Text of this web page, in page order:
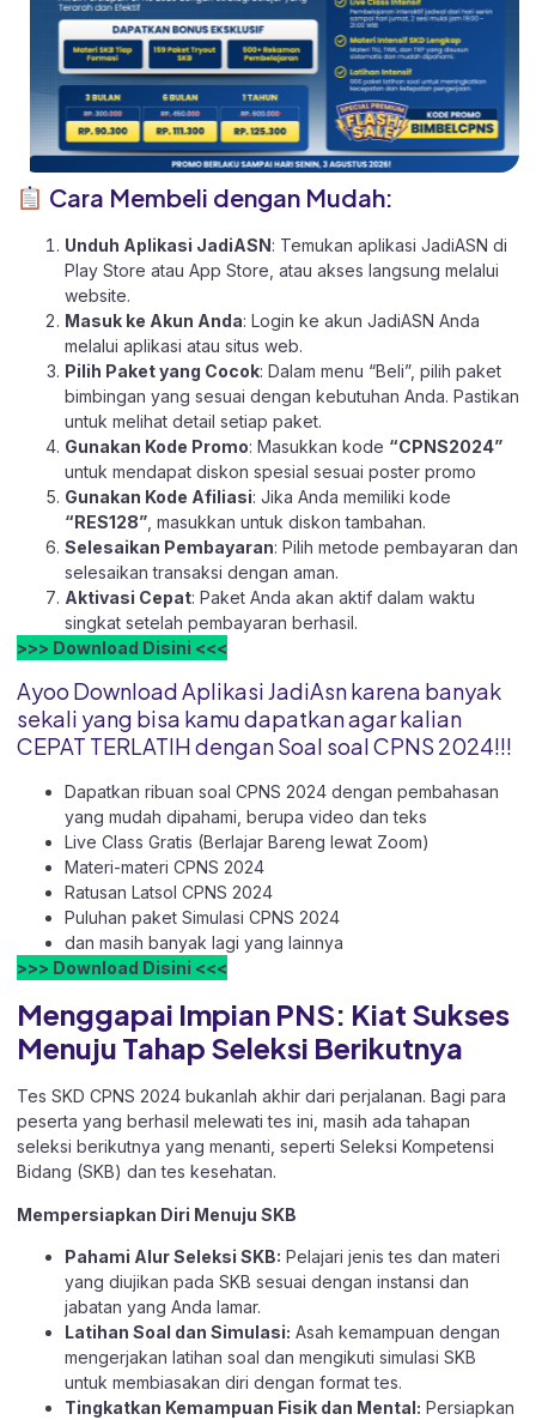
Cara Membeli dengan Mudah:
Unduh Aplikasi JadiASN: Temukan aplikasi JadiASN di
Play Store atau App Store , atau akses langsung melalui
website.
Masuk ke Akun Anda: Login ke akun JadiASN Anda
melalui aplikasi atau situs web.
Pilih Paket yang Cocok: Dalam menu “Beli”, pilih paket
bimbingan yang sesuai dengan kebutuhan Anda. Pastikan
untuk melihat detail setiap paket.
Gunakan Kode Promo: Masukkan kode “CPNS2024”
untuk mendapat diskon spesial sesuai poster promo
Gunakan Kode Afiliasi: Jika Anda memiliki kode
“RES128” , masukkan untuk diskon tambahan.
Selesaikan Pembayaran: Pilih metode pembayaran dan
selesaikan transaksi dengan aman.
Aktivasi Cepat: Paket Anda akan aktif dalam waktu
singkat setelah pembayaran berhasil.
>>> Download Disini <<<
Ayoo Download Aplikasi JadiAsn karena banyak
sekali yang bisa kamu dapatkan agar kalian
CEPAT TERLATIH dengan Soal soal CPNS 2024!!!
Dapatkan ribuan soal CPNS 2024 dengan pembahasan
yang mudah dipahami, berupa video dan teks
Live Class Gratis (Berlajar Bareng lewat Zoom)
Materi-materi CPNS 2024
Ratusan Latsol CPNS 2024
Puluhan paket Simulasi CPNS 2024
dan masih banyak lagi yang lainnya
>>> Download Disini <<<
Menggapai Impian PNS: Kiat Sukses
Menuju Tahap Seleksi Berikutnya
Tes SKD CPNS 2024 bukanlah akhir dari perjalanan. Bagi para
peserta yang berhasil melewati tes ini, masih ada tahapan
seleksi berikutnya yang menanti, seperti Seleksi Kompetensi
Bidang (SKB) dan tes kesehatan.
Mempersiapkan Diri Menuju SKB
Pahami Alur Seleksi SKB: Pelajari jenis tes dan materi
yang diujikan pada SKB sesuai dengan instansi dan
jabatan yang Anda lamar.
Latihan Soal dan Simulasi: Asah kemampuan dengan
mengerjakan latihan soal dan mengikuti simulasi SKB
untuk membiasakan diri dengan format tes.
Tingkatkan Kemampuan Fisik dan Mental: Persiapkan